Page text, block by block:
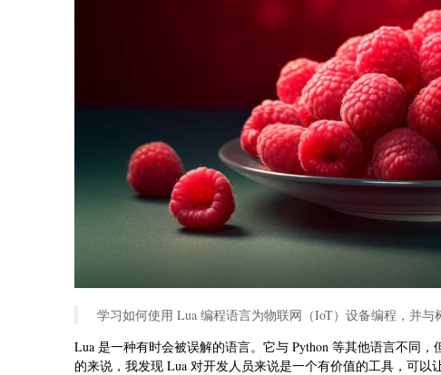
学习如何使用 Lua 编程语言为物联网（IoT）设备编程，并与
Lua 是一种有时会被误解的语言。它与 Python 等其他语言不同
的来说，我发现 Lua 对开发人员来说是一个有价值的工具，可以